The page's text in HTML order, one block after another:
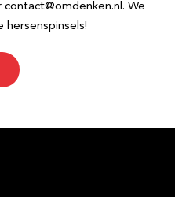
We
hersenspinsels!